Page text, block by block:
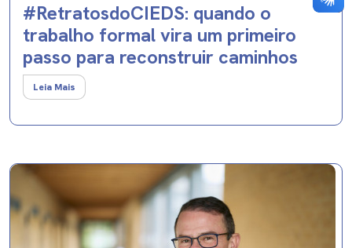
#RetratosdoCIEDS: quando o
trabalho formal vira um primeiro
passo para reconstruir caminhos
Leia Mais